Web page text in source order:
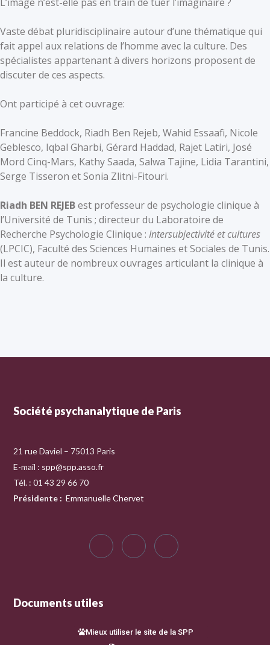
Vaste débat pluridisciplinaire autour d’une thématique qui
fait appel aux relations de l’homme avec la culture. Des
spécialistes appartenant à divers horizons proposent de
discuter de ces aspects.
Ont participé à cet ouvrage:
Francine Beddock, Riadh Ben Rejeb, Wahid Essaafi, Nicole
Geblesco, Iqbal Gharbi, Gérard Haddad, Rajet Latiri, José
Mord Cinq-Mars, Kathy Saada, Salwa Tajine, Lidia Tarantini,
Serge Tisseron et Sonia Zlitni-Fitouri.
Riadh BEN REJEBest professeur de psychologie clinique à
l’Université de Tunis ; directeur du Laboratoire de
Recherche Psychologie Clinique : Intersubjectivité et cultures
(LPCIC), Faculté des Sciences Humaines et Sociales de Tunis.
Il est auteur de nombreux ouvrages articulant la clinique à
la culture.
Société psychanalytique de Paris
21 rue Daviel – 75013 Paris
E-mail : spp@spp.asso.fr
Tél. : 01 43 29 66 70
Présidente : Emmanuelle Chervet
Documents utiles
Mieux utiliser le site de la SPP